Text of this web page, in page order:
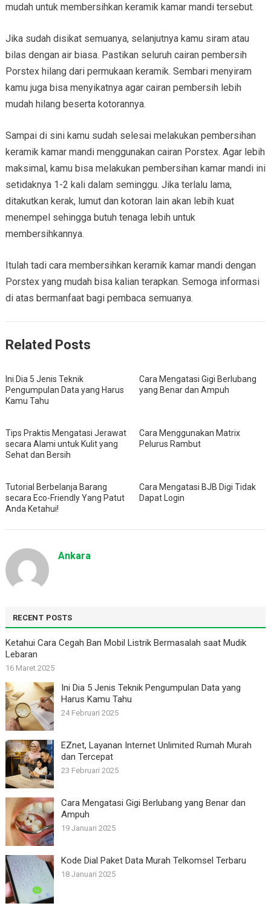
mudah untuk membersihkan keramik kamar mandi tersebut.
Jika sudah disikat semuanya, selanjutnya kamu siram atau
bilas dengan air biasa. Pastikan seluruh cairan pembersih
Porstex hilang dari permukaan keramik. Sembari menyiram
kamu juga bisa menyikatnya agar cairan pembersih lebih
mudah hilang beserta kotorannya.
Sampai di sini kamu sudah selesai melakukan pembersihan
keramik kamar mandi menggunakan cairan Porstex. Agar lebih
maksimal, kamu bisa melakukan pembersihan kamar mandi ini
setidaknya 1-2 kali dalam seminggu. Jika terlalu lama,
ditakutkan kerak, lumut dan kotoran lain akan lebih kuat
menempel sehingga butuh tenaga lebih untuk
membersihkannya.
Itulah tadi cara membersihkan keramik kamar mandi dengan
Porstex yang mudah bisa kalian terapkan. Semoga informasi
di atas bermanfaat bagi pembaca semuanya.
Related Posts
Ini Dia 5 Jenis Teknik
Pengumpulan Data yang Harus
Kamu Tahu
Cara Mengatasi Gigi Berlubang
yang Benar dan Ampuh
Tips Praktis Mengatasi Jerawat
secara Alami untuk Kulit yang
Sehat dan Bersih
Cara Menggunakan Matrix
Pelurus Rambut
Tutorial Berbelanja Barang
secara Eco-Friendly Yang Patut
Anda Ketahui!
Cara Mengatasi BJB Digi Tidak
Dapat Login
Ankara
RECENT POSTS
Ketahui Cara Cegah Ban Mobil Listrik Bermasalah saat Mudik
Lebaran
16 Maret 2025
Ini Dia 5 Jenis Teknik Pengumpulan Data yang
Harus Kamu Tahu
24 Februari 2025
EZnet, Layanan Internet Unlimited Rumah Murah
dan Tercepat
23 Februari 2025
Cara Mengatasi Gigi Berlubang yang Benar dan
Ampuh
19 Januari 2025
Kode Dial Paket Data Murah Telkomsel Terbaru
18 Januari 2025